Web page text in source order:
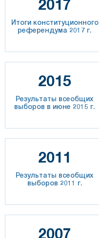
2017
Итоги конституционного
референдума 2017 г.
2015
Результаты всеобщих
выборов в июне 2015 г.
2011
Результаты всеобщих
выборов 2011 г.
2007